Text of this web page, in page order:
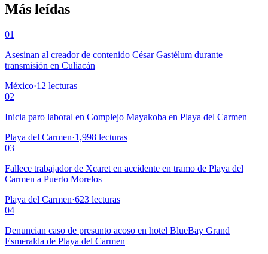
Más leídas
01
Asesinan al creador de contenido César Gastélum durante
transmisión en Culiacán
México·12 lecturas
02
Inicia paro laboral en Complejo Mayakoba en Playa del Carmen
Playa del Carmen·1,998 lecturas
03
Fallece trabajador de Xcaret en accidente en tramo de Playa del
Carmen a Puerto Morelos
Playa del Carmen·623 lecturas
04
Denuncian caso de presunto acoso en hotel BlueBay Grand
Esmeralda de Playa del Carmen